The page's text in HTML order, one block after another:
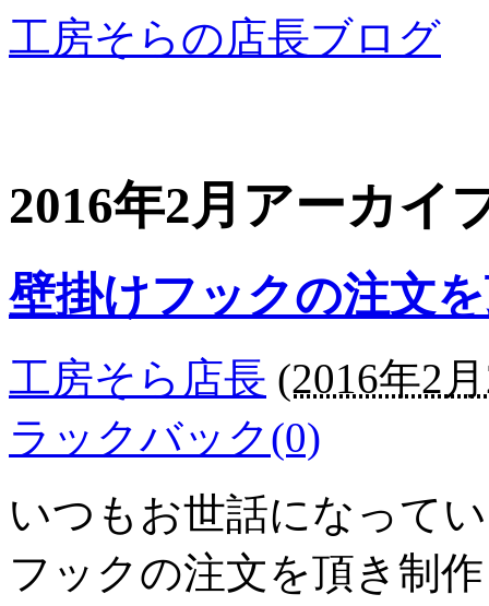
工房そらの店長ブログ
2016年2月アーカイ
壁掛けフックの注文
工房そら店長 (2016年2
ラックバック(0)
いつもお世話になって
フックの注文を頂き制